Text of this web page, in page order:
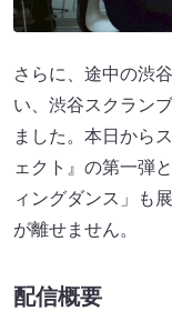
さらに、途中の渋
い、渋谷スクラン
ました。本日から
ェクト』の第一弾
ィングダンス」も
が離せません。
配信概要